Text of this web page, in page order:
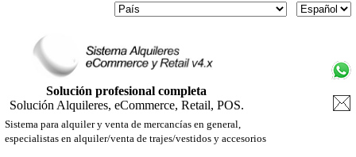
Solución profesional completa
Solución Alquileres, eCommerce, Retail, POS.
Sistema para alquiler y venta de mercancías en general,
especialistas en alquiler/venta de trajes/vestidos y accesorios